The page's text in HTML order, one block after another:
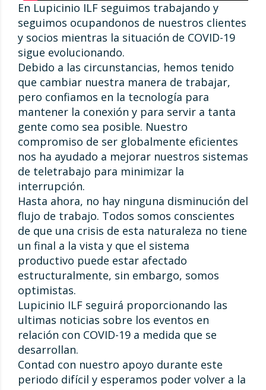
En Lupicinio ILF seguimos trabajando y
seguimos ocupandonos de nuestros clientes
y socios mientras la situación de COVID-19
sigue evolucionando.
Debido a las circunstancias, hemos tenido
que cambiar nuestra manera de trabajar,
pero confiamos en la tecnología para
mantener la conexión y para servir a tanta
gente como sea posible. Nuestro
compromiso de ser globalmente eficientes
nos ha ayudado a mejorar nuestros sistemas
de teletrabajo para minimizar la
interrupción.
Hasta ahora, no hay ninguna disminución del
flujo de trabajo. Todos somos conscientes
de que una crisis de esta naturaleza no tiene
un final a la vista y que el sistema
productivo puede estar afectado
estructuralmente, sin embargo, somos
optimistas.
Lupicinio ILF seguirá proporcionando las
ultimas noticias sobre los eventos en
relación con COVID-19 a medida que se
desarrollan.
Contad con nuestro apoyo durante este
periodo difícil y esperamos poder volver a la